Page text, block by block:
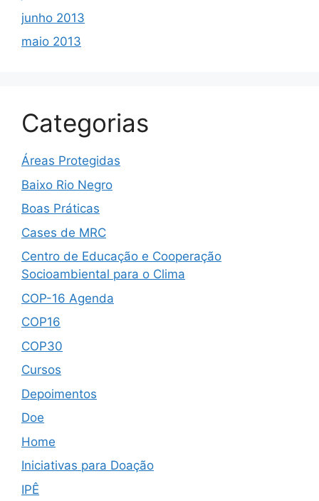
junho 2013
maio 2013
Categorias
Áreas Protegidas
Baixo Rio Negro
Boas Práticas
Cases de MRC
Centro de Educação e Cooperação
Socioambiental para o Clima
COP-16 Agenda
COP16
COP30
Cursos
Depoimentos
Doe
Home
Iniciativas para Doação
IPÊ